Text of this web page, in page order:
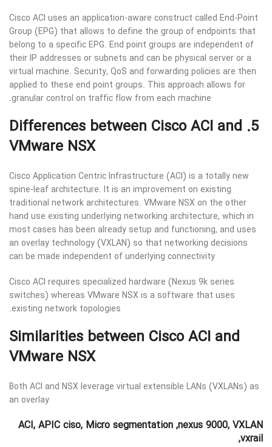
Cisco ACI uses an application-aware construct called End-Point
Group (EPG) that allows to define the group of endpoints that
belong to a specific EPG. End point groups are independent of
their IP addresses or subnets and can be physical server or a
virtual machine. Security, QoS and forwarding policies are then
applied to these end point groups. This approach allows for
granular control on traffic flow from each machine.
5. Differences between Cisco ACI and
VMware NSX
Cisco Application Centric Infrastructure (ACI) is a totally new
spine-leaf architecture. It is an improvement on existing
traditional network architectures. VMware NSX on the other
hand use existing underlying networking architecture, which in
most cases has been already setup and functioning, and uses
an overlay technology (VXLAN) so that networking decisions
can be made independent of underlying connectivity
Cisco ACI requires specialized hardware (Nexus 9k series
switches) whereas VMware NSX is a software that uses
existing network topologies.
Similarities between Cisco ACI and
VMware NSX
Both ACI and NSX leverage virtual extensible LANs (VXLANs) as
an overlay
ACI, APIC ciso, Micro segmentation ,nexus 9000, VXLAN
,vxrail